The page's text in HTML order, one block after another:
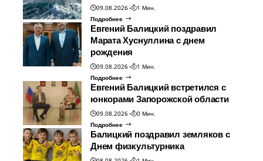
09.08.2026
1 Мин.
Подробнее
Евгений Балицкий поздравил
Марата Хуснуллина с днем
рождения
09.08.2026
1 Мин.
Подробнее
Евгений Балицкий встретился с
юнкорами Запорожской области
09.08.2026
0 Мин.
Подробнее
Балицкий поздравил земляков с
Днем физкультурника